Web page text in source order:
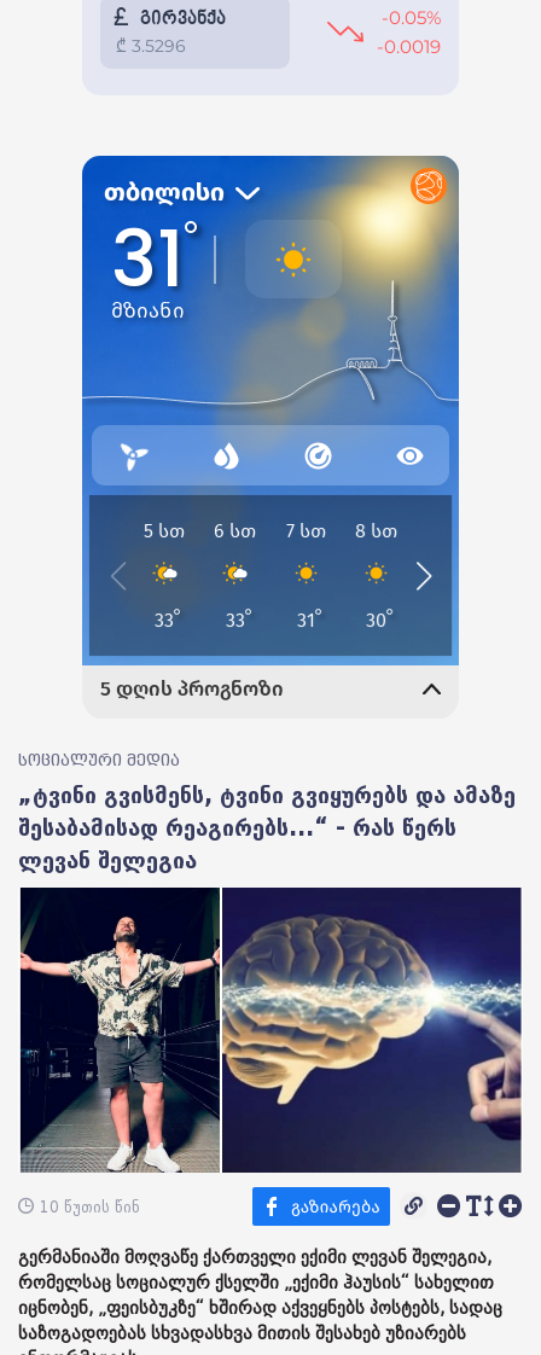
სოციალური მედია
„ტვინი გვისმენს, ტვინი გვიყურებს და ამაზე
შესაბამისად რეაგირებს...“ - რას წერს
ლევან შელეგია
10 წუთის წინ
გერმანიაში მოღვაწე ქართველი ექიმი ლევან შელეგია,
რომელსაც სოციალურ ქსელში „ექიმი ჰაუსის“ სახელით
იცნობენ, „ფეისბუკზე“ ხშირად აქვეყნებს პოსტებს, სადაც
საზოგადოებას სხვადასხვა მითის შესახებ უზიარებს